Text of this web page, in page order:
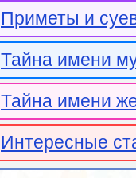
Приметы и
Тайна имени
Тайна имени
Интересные